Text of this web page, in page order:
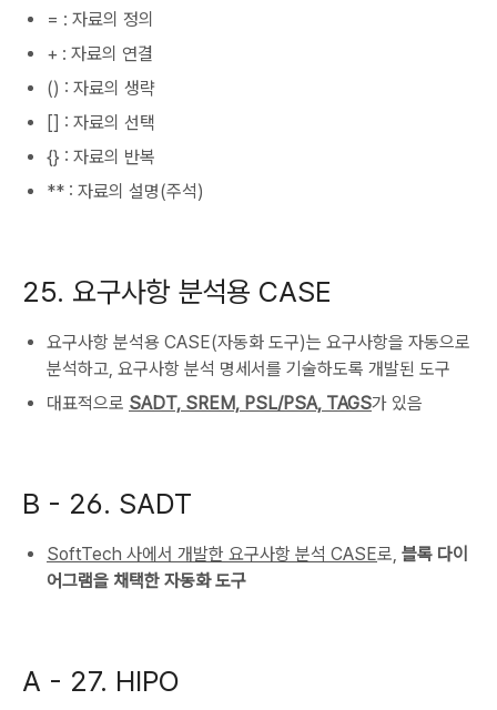
= : 자료의 정의
+ : 자료의 연결
() : 자료의 생략
[] : 자료의 선택
{} : 자료의 반복
** : 자료의 설명(주석)
25. 요구사항 분석용 CASE
요구사항 분석용 CASE(자동화 도구)는 요구사항을 자동으로
분석하고, 요구사항 분석 명세서를 기술하도록 개발된 도구
대표적으로 SADT, SREM, PSL/PSA, TAGS가 있음
B - 26. SADT
SoftTech 사에서 개발한 요구사항 분석 CASE로, 블록 다이
어그램을 채택한 자동화 도구
A - 27. HIPO